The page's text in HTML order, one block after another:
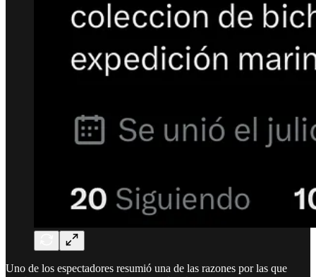
Uno de los espectadores resumió una de las razones por las que